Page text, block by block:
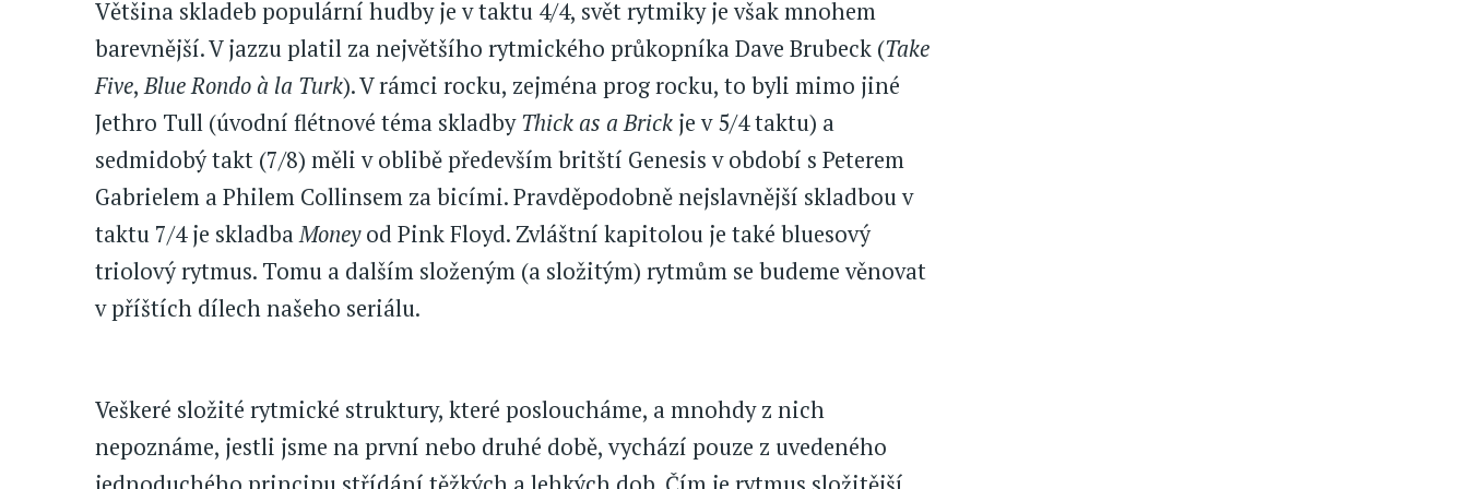
Většina skladeb populární hudby je v taktu 4/4, svět rytmiky je však mnohem
barevnější. V jazzu platil za největšího rytmického průkopníka Dave Brubeck (Take
Five,Blue Rondo à la Turk). V rámci rocku, zejména prog rocku, to byli mimo jiné
Jethro Tull (úvodní flétnové téma skladbyThick as a Brick je v 5/4 taktu) a
sedmidobý takt (7/8) měli v oblibě především britští Genesis v období s Peterem
Gabrielem a Philem Collinsem za bicími. Pravděpodobně nejslavnější skladbou v
taktu 7/4 je skladbaMoneyod Pink Floyd. Zvláštní kapitolou je také bluesový
triolový rytmus. Tomu a dalším složeným (a složitým) rytmům se budeme věnovat
v příštích dílech našeho seriálu.
Veškeré složité rytmické struktury, které posloucháme, a mnohdy z nich
nepoznáme, jestli jsme na první nebo druhé době, vychází pouze z uvedeného